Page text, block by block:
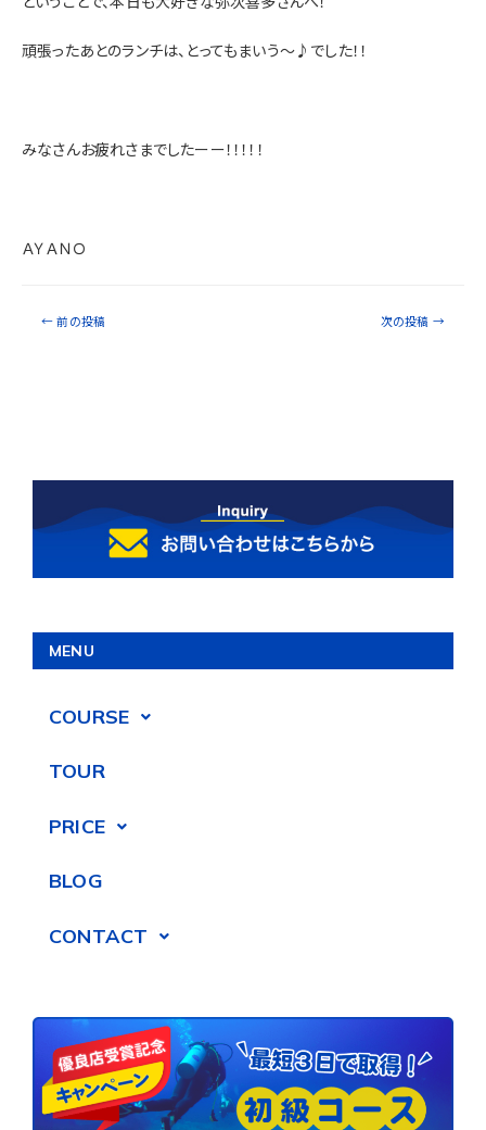
頑張ったあとのランチは、とってもまいう～♪でした！！
みなさんお疲れさまでしたーー！！！！！
ＡＹＡＮＯ
← 前の投稿 次の投稿 →
MENU
COURSE
TOUR
PRICE
BLOG
CONTACT